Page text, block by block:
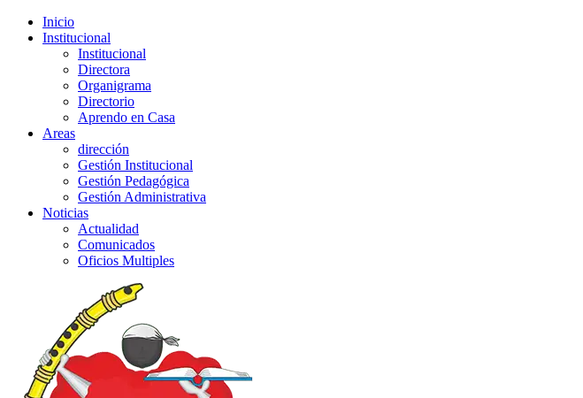
Inicio
Institucional
Institucional
Directora
Organigrama
Directorio
Aprendo en Casa
Areas
dirección
Gestión Institucional
Gestión Pedagógica
Gestión Administrativa
Noticias
Actualidad
Comunicados
Oficios Multiples